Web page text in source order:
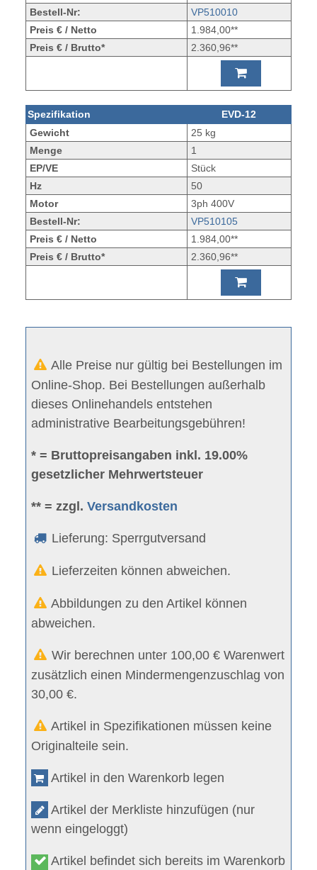
Bestell-Nr:
VP510010
Preis € / Netto
1.984,00**
Preis € / Brutto*
2.360,96**
Spezifikation
EVD-12
Gewicht
25 kg
Menge
1
EP/VE
Stück
Hz
50
Motor
3ph 400V
Bestell-Nr:
VP510105
Preis € / Netto
1.984,00**
Preis € / Brutto*
2.360,96**
Alle Preise nur gültig bei Bestellungen im
Online-Shop. Bei Bestellungen außerhalb
dieses Onlinehandels entstehen
administrative Bearbeitungsgebühren!
* = Bruttopreisangaben inkl. 19.00%
gesetzlicher Mehrwertsteuer
** = zzgl.Versandkosten
Lieferung: Sperrgutversand
Lieferzeiten können abweichen.
Abbildungen zu den Artikel können
abweichen.
Wir berechnen unter 100,00 € Warenwert
zusätzlich einen Mindermengenzuschlag von
30,00 €.
Artikel in Spezifikationen müssen keine
Originalteile sein.
Artikel in den Warenkorb legen
Artikel der Merkliste hinzufügen (nur
wenn eingeloggt)
Artikel befindet sich bereits im Warenkorb